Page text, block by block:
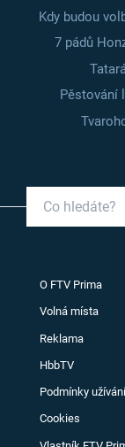
Kdy budou
7 pádů
Pěstování
O FTV Prima
Volná místa
Reklama
HbbTV
Podmínky užívání
Cookies